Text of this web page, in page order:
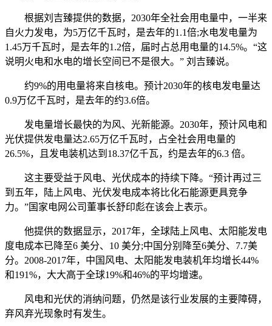
根据刘吉臻提供的数据，2030年全社会用电量中，一半来
自火力发电，为5万亿千瓦时，是去年的1.1倍;水电发电量为
1.45万千瓦时，是去年的1.2倍，届时占总用电量的14.5%。“这
说明火电和水电的增长空间已不是很大。” 刘吉臻说。
约9%的用电量将来自核电。预计2030年的核电发电量达
0.9万亿千瓦时，是去年的约3.6倍。
发电量增长最快的为风、光新能源。2030年，预计风电和
光伏提供发电量达2.65万亿千瓦时，占全社会用电量的
26.5%，且发电装机达到18.37亿千瓦，约是去年的6.3 倍。
这主要受益于风电、光伏成本的持续下降。“预计再过三
到五年，陆上风电、光伏发电成本将比化石能源更具竞争
力。”国家电网公司董事长舒印彪在该会上表示。
他提供的数据显示，2017年，全球陆上风电、太阳能发电
度电成本已降至6 美分、10 美分;中国分别降至6美分、7.7美
分。2008-2017年，中国风电、太阳能发电装机年均增长44%
和191%，大大高于全球19%和46%的平均增速。
风电和光伏的消纳问题，仍然是该行业发展的主要障碍，
弃风弃光现象时有发生。